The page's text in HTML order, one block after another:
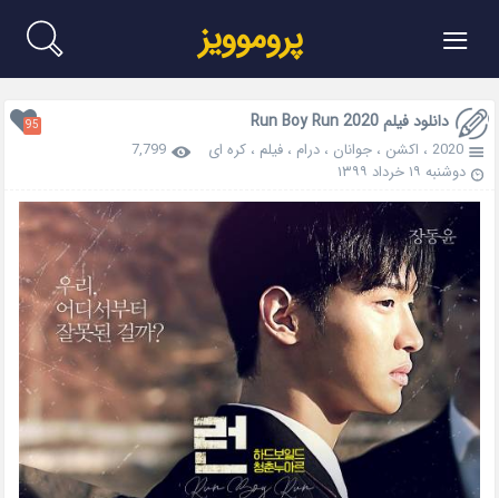
≡ پروموویز
دانلود فیلم Run Boy Run 2020 95
2020 ، اکشن ،جوانان ،درام ،فیلم ،کره ای
7,799
دوشنبه ۱۹ خرداد ۱۳۹۹